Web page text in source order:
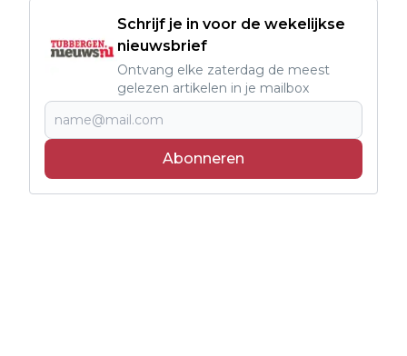
Schrijf je in voor de wekelijkse
nieuwsbrief
Ontvang elke zaterdag de meest
gelezen artikelen in je mailbox
Abonneren